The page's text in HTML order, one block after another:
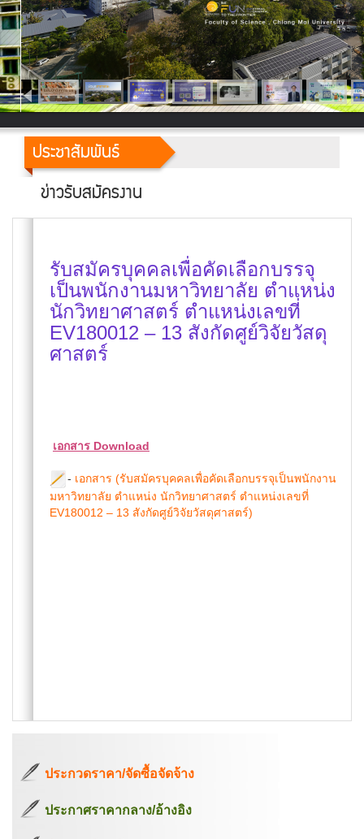
ประชาสัมพันธ์
ข่าวรับสมัครงาน
รับสมัครบุคคลเพื่อคัดเลือกบรรจุ
เป็นพนักงานมหาวิทยาลัย ตำแหน่ง
นักวิทยาศาสตร์ ตำแหน่งเลขที่
EV180012 – 13 สังกัดศูย์วิจัยวัสดุ
ศาสตร์
เอกสาร Download
- เอกสาร (รับสมัครบุคคลเพื่อคัดเลือกบรรจุเป็นพนักงาน
มหาวิทยาลัย ตำแหน่ง นักวิทยาศาสตร์ ตำแหน่งเลขที่
EV180012 – 13 สังกัดศูย์วิจัยวัสดุศาสตร์)
ประกวดราคา/จัดซื้อจัดจ้าง
ประกาศราคากลาง/อ้างอิง